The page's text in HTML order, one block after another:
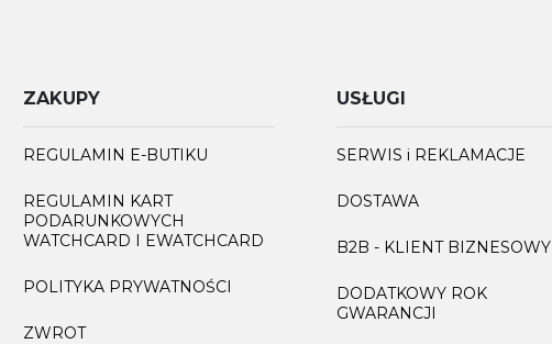
ZAKUPY
REGULAMIN E-BUTIKU
REGULAMIN KART
PODARUNKOWYCH
WATCHCARD I EWATCHCARD
POLITYKA PRYWATNOŚCI
ZWROT
USŁUGI
SERWIS i REKLAMACJE
DOSTAWA
B2B - KLIENT BIZNESOWY
DODATKOWY ROK
GWARANCJI